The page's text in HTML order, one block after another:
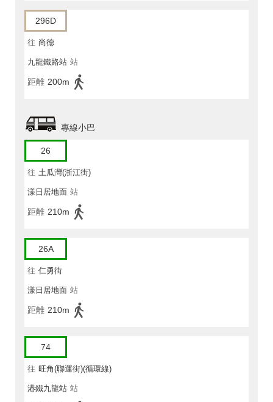
296D
往 尚德
九龍鐵路站 站
距離 200m
專線小巴
26
往 土瓜灣(浙江街)
漾日居地面 站
距離 210m
26A
往 仁勇街
漾日居地面 站
距離 210m
74
往 旺角(聯運街)(循環線)
港鐵九龍站 站